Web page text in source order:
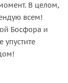
В целом,
всем!
Босфора и
упустите